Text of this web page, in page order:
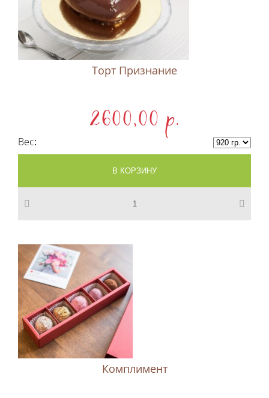
Торт Признание
2600,00 p.
Вес
Комплимент